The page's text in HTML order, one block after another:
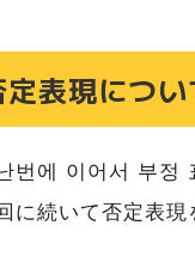
定表現につ
번에 이어서 부정
に続いて否定表現